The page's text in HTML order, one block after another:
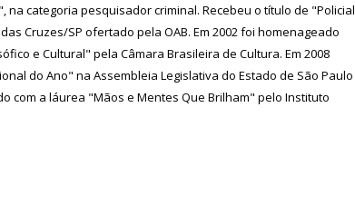
na categoria pesquisador criminal. Recebeu o título de "Policial
Cruzes/SP ofertado pela OAB. Em 2002 foi homenageado
e Cultural" pela Câmara Brasileira de Cultura. Em 2008
do Ano" na Assembleia Legislativa do Estado de São Paulo
com a láurea "Mãos e Mentes Que Brilham" pelo Instituto